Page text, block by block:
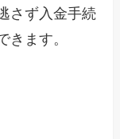
さず入金手続
きます。